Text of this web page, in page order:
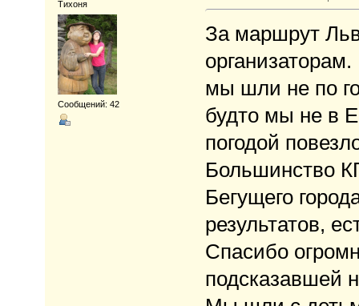
Тихоня
Сообщений: 42
За маршрут
мы шли не по
будто мы не в
погодой
Большинство
Бегущего
результатов,
Спасибо
подсказавшей